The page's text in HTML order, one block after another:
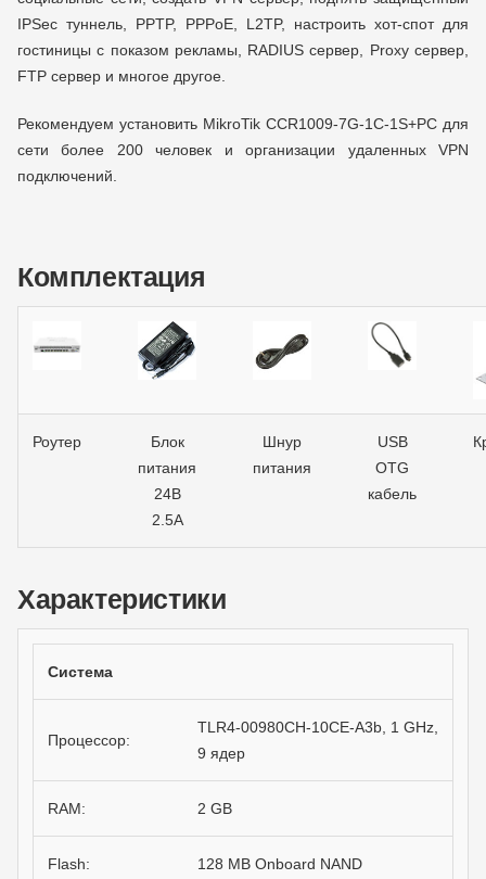
IPSec туннель, PPTP, PPPoE, L2TP, настроить хот-спот для
гостиницы с показом рекламы, RADIUS сервер, Proxy сервер,
FTP сервер и многое другое.
Рекомендуем установить MikroTik CCR1009-7G-1C-1S+PC для
сети более 200 человек и организации удаленных VPN
подключений.
Комплектация
Роутер
Блок
питания
24В
2.5А
Шнур
питания
USB
OTG
кабель
Характеристики
Система
Процессор:
TLR4-00980CH-10CE-A3b, 1 GHz,
9 ядер
RAM: 2 GB
Flash: 128 MB Onboard NAND